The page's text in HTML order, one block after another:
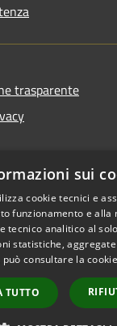
trasparente
accessibilitàsui
cookie tecnici e
funzionamento e alla
tecnico analitico al
statistiche,
consultare la
TUTTO